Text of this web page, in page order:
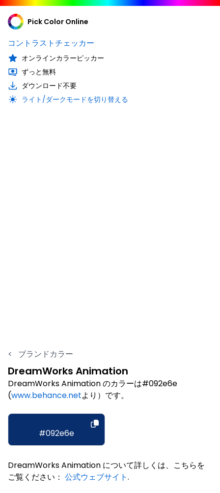
Pick Color Online
コントラストチェッカー
オンラインカラーピッカー
ずっと無料
ダウンロード不要
ライト/ダークモードを切り替える
< ブランドカラー
DreamWorks Animation
DreamWorks Animation のカラーは#092e6e
(www.behance.netより）です。
#092e6e
DreamWorks Animation について詳しくは、こちらを
ご覧ください： 公式ウェブサイト.